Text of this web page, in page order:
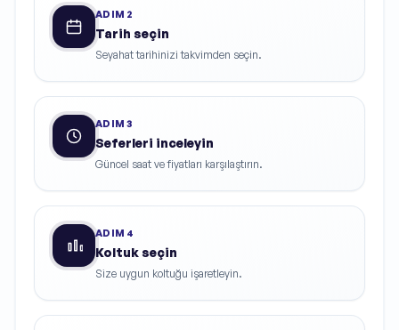
ADIM 2
Tarih seçin
Seyahat tarihinizi takvimden seçin.
ADIM3
Seferleri inceleyin
Güncel saat ve fiyatları karşılaştırın.
ADIM 4
Koltuk seçin
Size uygun koltuğu işaretleyin.